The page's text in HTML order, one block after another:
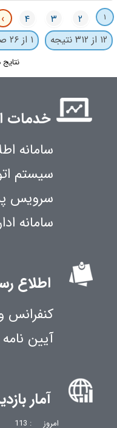
۱ ۲ ۳ ۴ ›
۱۲ از ۳۱۲ نتیجه
۱ از ۲۶ صفحه
خدمات
سامانه
سیستم
سرویس
سامانه
اطلاع
کنفرانس
آیین
آمار
امروز : 113